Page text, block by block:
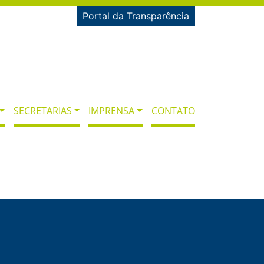
Portal da Transparência
SECRETARIAS IMPRENSA CONTATO